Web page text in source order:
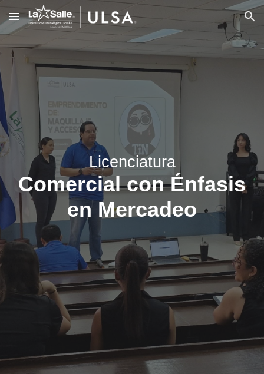
Skip to main content Skip to navigation
Licenciatura
Comercial con Énfasis
en Mercadeo